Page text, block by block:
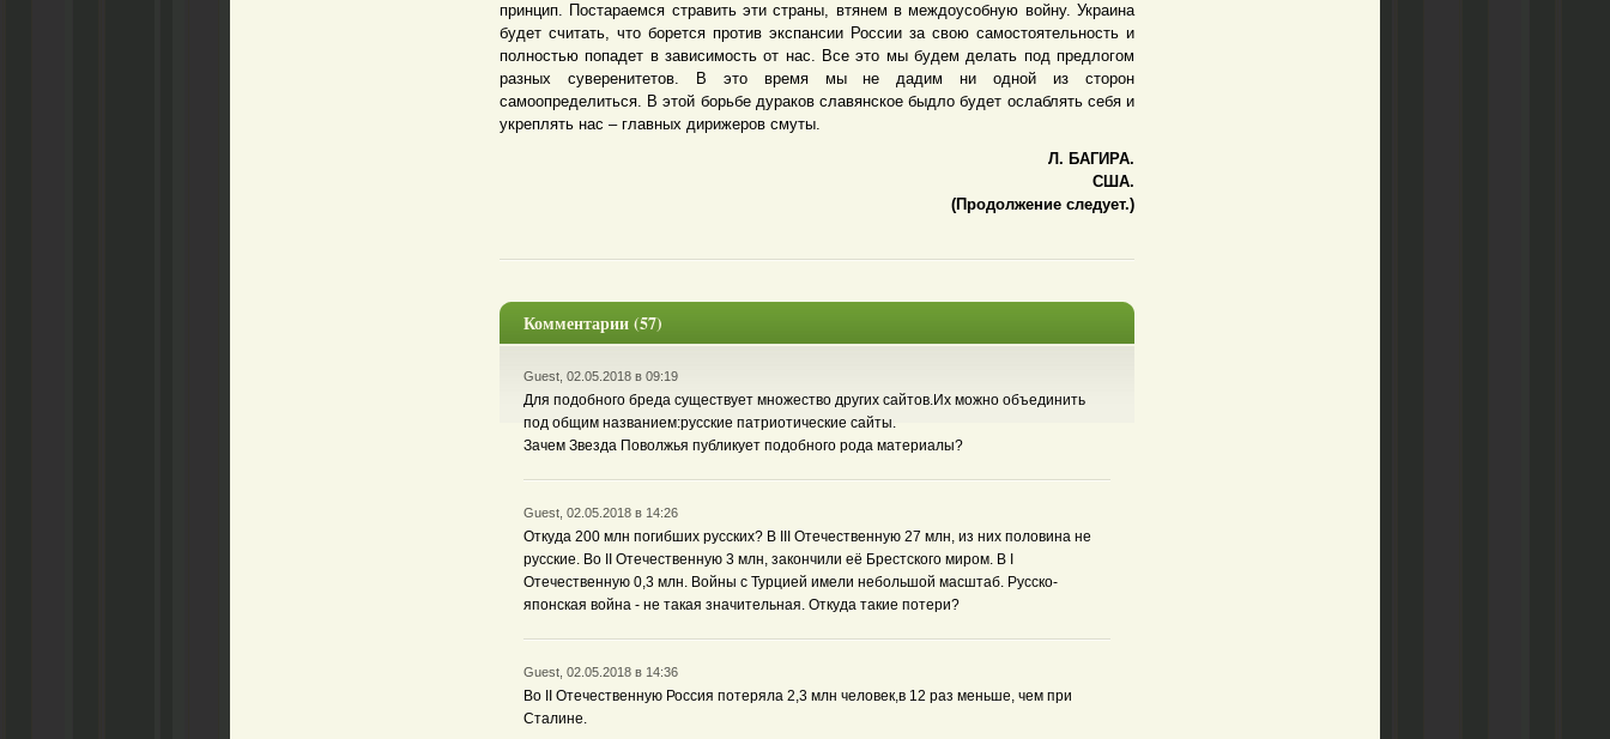
принцип. Постараемся стравить эти страны, втянем в междоусобную войну. Украина
будет считать, что борется против экспансии России за свою самостоятельность и
полностью попадет в зависимость от нас. Все это мы будем делать под предлогом
разных суверенитетов. В это время мы не дадим ни одной из сторон
самоопределиться. В этой борьбе дураков славянское быдло будет ослаблять себя и
укреплять нас – главных дирижеров смуты.
Л. БАГИРА.
США.
(Продолжение следует.)
Комментарии (57)
Guest, 02.05.2018 в 09:19
Для подобного бреда существует множество других сайтов.Их можно объединить
под общим названием:русские патриотические сайты.
Зачем Звезда Поволжья публикует подобного рода материалы?
Guest, 02.05.2018 в 14:26
Откуда 200 млн погибших русских? В III Отечественную 27 млн, из них половина не
русские. Во II Отечественную 3 млн, закончили её Брестского миром. В I
Отечественную 0,3 млн. Войны с Турцией имели небольшой масштаб. Русско-
японская война - не такая значительная. Откуда такие потери?
Guest, 02.05.2018 в 14:36
Во II Отечественную Россия потеряла 2,3 млн человек,в 12 раз меньше, чем при
Сталине.